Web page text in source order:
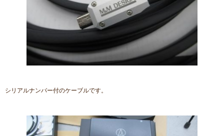
シリアルナンバー付のケーブルです。